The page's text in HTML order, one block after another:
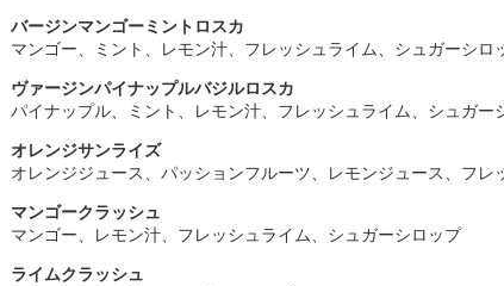
バージンマンゴーミントロスカ
マンゴー、ミント、レモン汁、フレッシュライム、シュガーシロ
ヴァージンパイナップルバジルロスカ
パイナップル、ミント、レモン汁、フレッシュライム、シュガー
オレンジサンライズ
オレンジジュース、パッションフルーツ、レモンジュース、フレ
マンゴークラッシュ
マンゴー、レモン汁、フレッシュライム、シュガーシロップ
ライムクラッシュ